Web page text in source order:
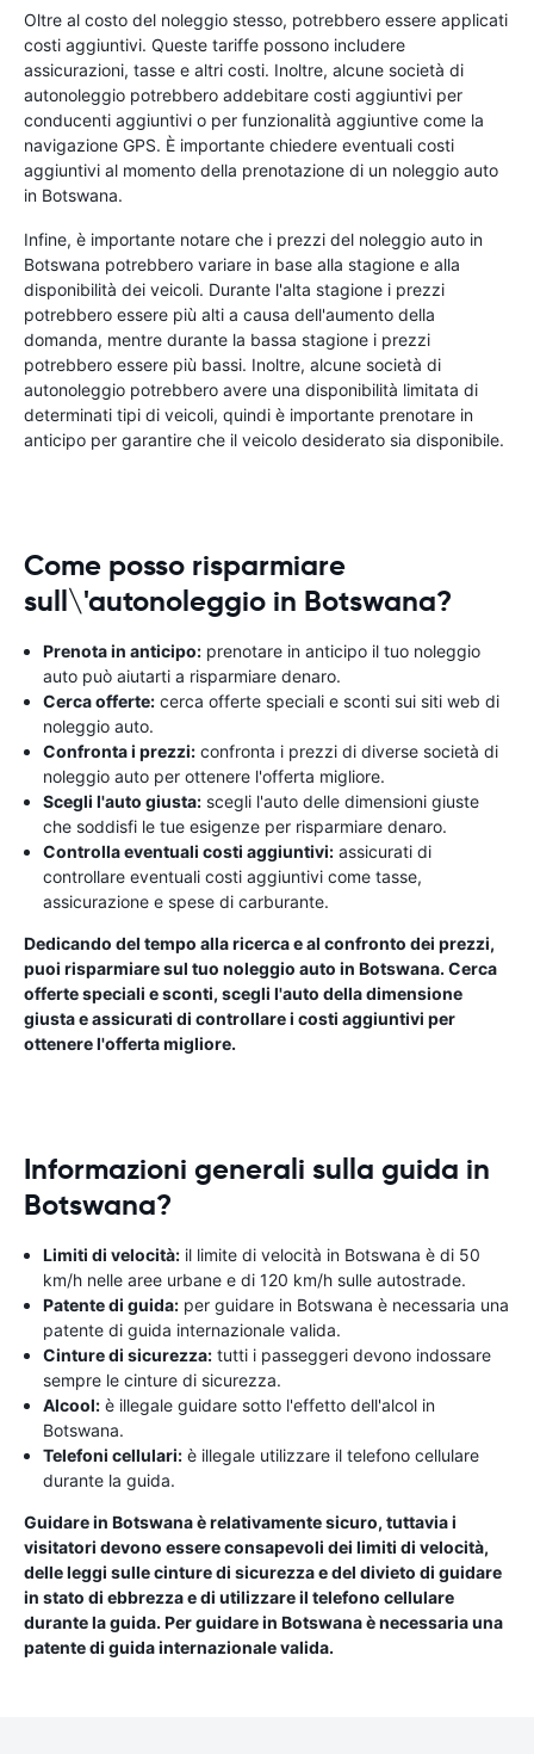
Oltre al costo del noleggio stesso, potrebbero essere applicati
costi aggiuntivi. Queste tariffe possono includere
assicurazioni, tasse e altri costi. Inoltre, alcune società di
autonoleggio potrebbero addebitare costi aggiuntivi per
conducenti aggiuntivi o per funzionalità aggiuntive come la
navigazione GPS. È importante chiedere eventuali costi
aggiuntivi al momento della prenotazione di un noleggio auto
in Botswana.
Infine, è importante notare che i prezzi del noleggio auto in
Botswana potrebbero variare in base alla stagione e alla
disponibilità dei veicoli. Durante l'alta stagione i prezzi
potrebbero essere più alti a causa dell'aumento della
domanda, mentre durante la bassa stagione i prezzi
potrebbero essere più bassi. Inoltre, alcune società di
autonoleggio potrebbero avere una disponibilità limitata di
determinati tipi di veicoli, quindi è importante prenotare in
anticipo per garantire che il veicolo desiderato sia disponibile.
Come posso risparmiare
sull\'autonoleggio in Botswana?
Prenota in anticipo: prenotare in anticipo il tuo noleggio
auto può aiutarti a risparmiare denaro.
Cerca offerte: cerca offerte speciali e sconti sui siti web di
noleggio auto.
Confronta i prezzi: confronta i prezzi di diverse società di
noleggio auto per ottenere l'offerta migliore.
Scegli l'auto giusta: scegli l'auto delle dimensioni giuste
che soddisfi le tue esigenze per risparmiare denaro.
Controlla eventuali costi aggiuntivi: assicurati di
controllare eventuali costi aggiuntivi come tasse,
assicurazione e spese di carburante.
Dedicando del tempo alla ricerca e al confronto dei prezzi,
puoi risparmiare sul tuo noleggio auto in Botswana. Cerca
offerte speciali e sconti, scegli l'auto della dimensione
giusta e assicurati di controllare i costi aggiuntivi per
ottenere l'offerta migliore.
Informazioni generali sulla guida in
Botswana?
Limiti di velocità: il limite di velocità in Botswana è di 50
km/h nelle aree urbane e di 120 km/h sulle autostrade.
Patente di guida: per guidare in Botswana è necessaria una
patente di guida internazionale valida.
Cinture di sicurezza: tutti i passeggeri devono indossare
sempre le cinture di sicurezza.
Alcool: è illegale guidare sotto l'effetto dell'alcol in
Botswana.
Telefoni cellulari: è illegale utilizzare il telefono cellulare
durante la guida.
Guidare in Botswana è relativamente sicuro, tuttavia i
visitatori devono essere consapevoli dei limiti di velocità,
delle leggi sulle cinture di sicurezza e del divieto di guidare
in stato di ebbrezza e di utilizzare il telefono cellulare
durante la guida. Per guidare in Botswana è necessaria una
patente di guida internazionale valida.